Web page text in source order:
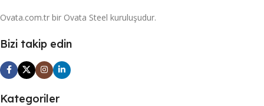
Ovata.com.tr bir Ovata Steel kuruluşudur.
Bizi takip edin
Kategoriler